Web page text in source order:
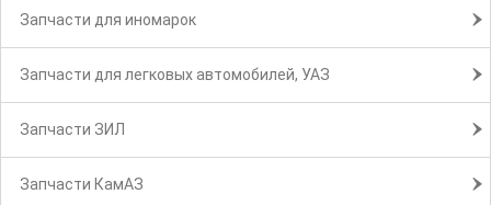
Запчасти для иномарок
Запчасти для легковых автомобилей, УАЗ
Запчасти ЗИЛ
Запчасти КамАЗ